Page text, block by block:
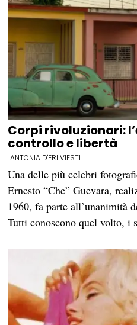
Corpi rivoluzionari:
controllo e libertà
ANTONIA D'ERI VIESTI
Una delle più celebri
Ernesto “Che” Guevara,
1960, fa parte all’unanimità
Tutti conoscono quel volto,